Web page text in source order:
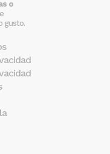
o
gusto.